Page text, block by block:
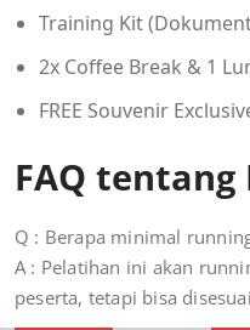
Training Kit
2x Coffee Break & 1
FREE Souvenir
FAQ tentang
Q : Berapa minimal
A : Pelatihan ini akan
peserta, tetapi bisa